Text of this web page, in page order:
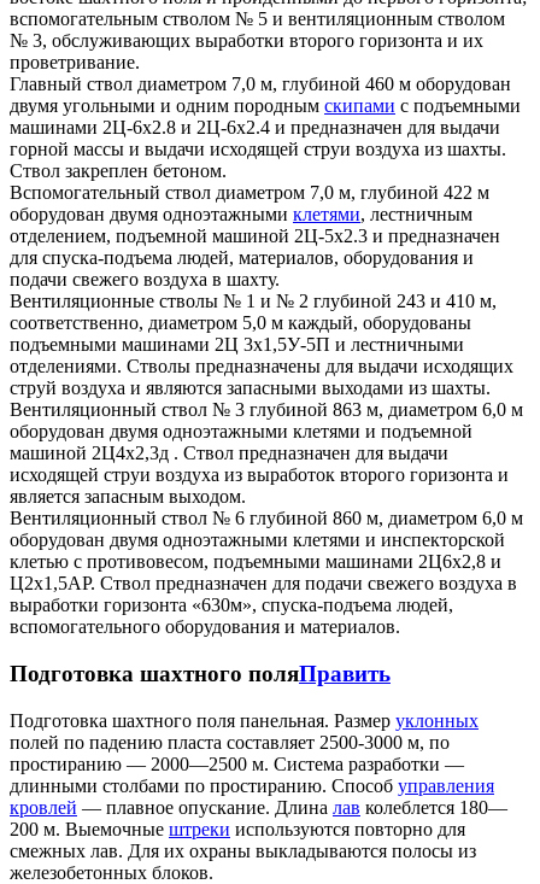
вспомогательным стволом № 5 и вентиляционным стволом
№ 3, обслуживающих выработки второго горизонта и их
проветривание.
Главный ствол диаметром 7,0 м, глубиной 460 м оборудован
двумя угольными и одним породным скипами с подъемными
машинами 2Ц-6х2.8 и 2Ц-6х2.4 и предназначен для выдачи
горной массы и выдачи исходящей струи воздуха из шахты.
Ствол закреплен бетоном.
Вспомогательный ствол диаметром 7,0 м, глубиной 422 м
оборудован двумя одноэтажными клетями, лестничным
отделением, подъемной машиной 2Ц-5х2.3 и предназначен
для спуска-подъема людей, материалов, оборудования и
подачи свежего воздуха в шахту.
Вентиляционные стволы № 1 и № 2 глубиной 243 и 410 м,
соответственно, диаметром 5,0 м каждый, оборудованы
подъемными машинами 2Ц 3х1,5У-5П и лестничными
отделениями. Стволы предназначены для выдачи исходящих
струй воздуха и являются запасными выходами из шахты.
Вентиляционный ствол № 3 глубиной 863 м, диаметром 6,0 м
оборудован двумя одноэтажными клетями и подъемной
машиной 2Ц4х2,3д . Ствол предназначен для выдачи
исходящей струи воздуха из выработок второго горизонта и
является запасным выходом.
Вентиляционный ствол № 6 глубиной 860 м, диаметром 6,0 м
оборудован двумя одноэтажными клетями и инспекторской
клетью с противовесом, подъемными машинами 2Ц6х2,8 и
Ц2х1,5АР. Ствол предназначен для подачи свежего воздуха в
выработки горизонта «630м», спуска-подъема людей,
вспомогательного оборудования и материалов.
Подготовка шахтного поляПравить
Подготовка шахтного поля панельная. Размер уклонных
полей по падению пласта составляет 2500-3000 м, по
простиранию — 2000—2500 м. Система разработки —
длинными столбами по простиранию. Способ управления
кровлей — плавное опускание. Длина лав колеблется 180—
200 м. Выемочные штреки используются повторно для
смежных лав. Для их охраны выкладываются полосы из
железобетонных блоков.